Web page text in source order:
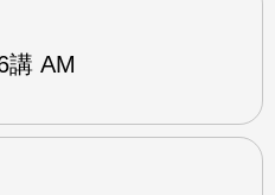
講 AM